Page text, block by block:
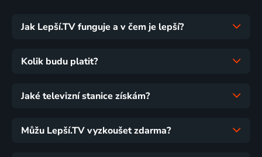
Jak Lepší.TV funguje a v čem je lepší?
Kolik budu platit?
Jaké televizní stanice získám?
Můžu Lepší.TV vyzkoušet zdarma?